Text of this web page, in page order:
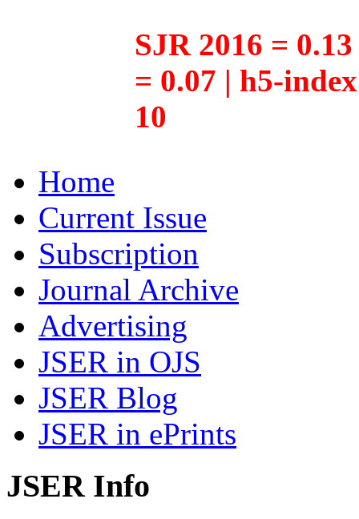
SJR 2016 =
= 0.07 | h5-
10
Home
Current Issue
Subscription
Journal Archive
Advertising
JSER in OJS
JSER Blog
JSER in ePrints
JSER Info